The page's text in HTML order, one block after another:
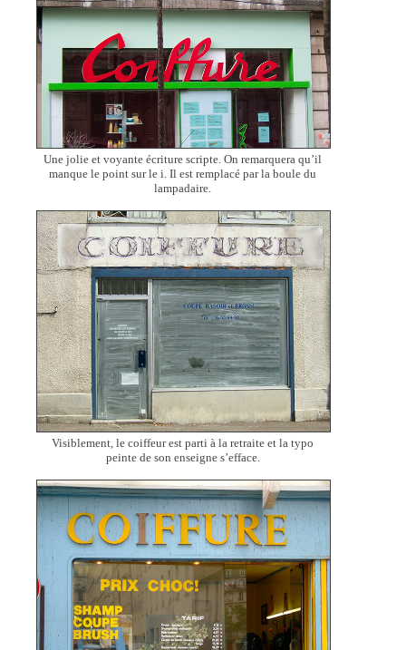
Une jolie et voyante écriture scripte. On remarquera qu’il
manque le point sur le i. Il est remplacé par la boule du
lampadaire.
Visiblement, le coiffeur est parti à la retraite et la typo
peinte de son enseigne s’efface.